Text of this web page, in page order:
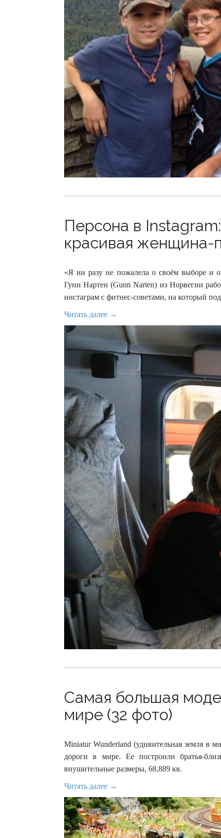
Персона в
красивая женщина-
«Я ни разу не пожалела о своём выборе и
Гунн Нартен (Gunn Narten) из Норвегии
инстаграм с фитнес-советами, на который
Читать далее →
Cамая большая
мире (32 фото)
Miniatur Wunderland (удивительная земля в
дороги в мире. Ее построили братья-
внушительные размеры, 68,889 кв.
Читать далее →